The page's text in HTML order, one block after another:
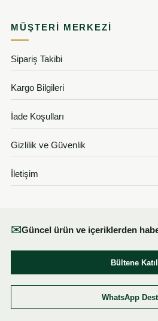
MÜŞTERI MERKEZI
Sipariş Takibi
Kargo Bilgileri
İade Koşulları
Gizlilik ve Güvenlik
İletişim
✉Güncel ürün ve içeriklerden
Bültene Katıl
WhatsApp